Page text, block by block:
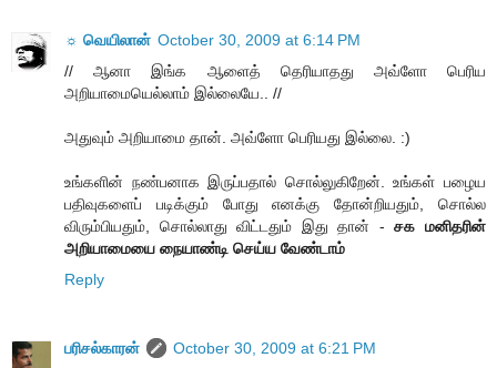
☼ வெயிலான் October 30, 2009 at 6:14 PM
// ஆனா இங்க ஆளைத் தெரியாதது அவ்ளோ பெரிய
அறியாமையெல்லாம் இல்லையே.. //
அதுவும் அறியாமை தான். அவ்ளோ பெரியது இல்லை. :)
உங்களின் நண்பனாக இருப்பதால் சொல்லுகிறேன். உங்கள் பழைய
பதிவுகளைப் படிக்கும் போது எனக்கு தோன்றியதும், சொல்ல
விரும்பியதும், சொல்லாது விட்டதும் இது தான் -சக மனிதரின்
அறியாமையை நையாண்டி செய்ய வேண்டாம்
Reply
பரிசல்காரன்
October 30, 2009 at 6:21 PM